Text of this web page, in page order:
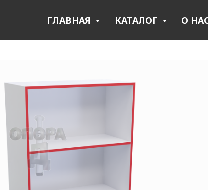
ГЛАВНАЯ КАТАЛОГ О